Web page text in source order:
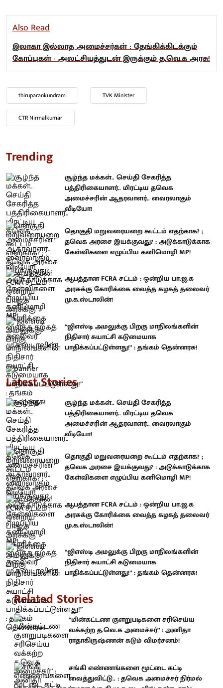
Also Read
இலாகா இல்லாத அமைச்சர்கள் : தேங்கிக்கிடக்கும்
கோப்புகள் - அலட்சியத்துடன் இருக்கும் த.வெ.க அரசு!
thiruparankundram TVK Minister
CTR Nirmalkumar
Trending
சூழ்ந்த மக்கள்.. செய்தி சேகரித்த
பத்திரிகையாளர்.. மிரட்டிய தவெக
அமைச்சரின் ஆதரவாளர்.. வைரலாகும்
வீடியோ!
தொகுதி மறுவரையறை கூட்டம் எதற்காக? ;
தவெக அரசை இயக்குவது? : அடுக்காடுக்காக
கேள்விகளை எழுப்பிய கனிமொழி MP!
ஆபத்தான FCRA சட்டம் : ஒன்றிய பா.ஜ.க
அரசுக்கு கோரிக்கை வைத்த கழகத் தலைவர்
மு.க.ஸ்டாலின்!
“ஜிஎஸ்டி அமலுக்கு பிறகு மாநிலங்களின்
நிதிசார் சுயாட்சி கடுமையாக
பாதிக்கப்பட்டுள்ளது!” : தங்கம் தென்னரசு!
Latest Stories
சூழ்ந்த மக்கள்.. செய்தி சேகரித்த
பத்திரிகையாளர்.. மிரட்டிய தவெக
அமைச்சரின் ஆதரவாளர்.. வைரலாகும்
வீடியோ!
தொகுதி மறுவரையறை கூட்டம் எதற்காக? ;
தவெக அரசை இயக்குவது? : அடுக்காடுக்காக
கேள்விகளை எழுப்பிய கனிமொழி MP!
ஆபத்தான FCRA சட்டம் : ஒன்றிய பா.ஜ.க
அரசுக்கு கோரிக்கை வைத்த கழகத் தலைவர்
மு.க.ஸ்டாலின்!
“ஜிஎஸ்டி அமலுக்கு பிறகு மாநிலங்களின்
நிதிசார் சுயாட்சி கடுமையாக
பாதிக்கப்பட்டுள்ளது!” : தங்கம் தென்னரசு!
Related Stories
“மின்கட்டண குளறுபடிகளை சரிசெய்ய
வக்கற்ற த.வெ.க அமைச்சர்” : அனிதா
ராதாகிருஷ்ணன் கடும் விமர்சனம்!
சங்கி எண்ணங்களை மூட்டை கட்டி
வைத்துவிட்டு.. : தவெக அமைச்சர் நிர்மல்